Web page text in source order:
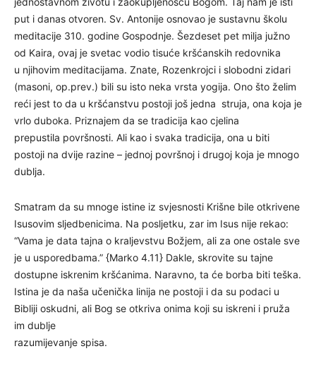
put i danas otvoren. Sv. Antonije osnovao je sustavnu školu
meditacije 310. godine Gospodnje. Šezdeset pet milja južno
od Kaira, ovaj je svetac vodio tisuće kršćanskih redovnika
u njihovim meditacijama. Znate, Rozenkrojci i slobodni zidari
(masoni, op.prev.) bili su isto neka vrsta yogija. Ono što želim
reći jest to da u kršćanstvu postoji još jedna struja, ona koja je
vrlo duboka. Priznajem da se tradicija kao cjelina
prepustila površnosti. Ali kao i svaka tradicija, ona u biti
postoji na dvije razine – jednoj površnoj i drugoj koja je mnogo
dublja.
Smatram da su mnoge istine iz svjesnosti Krišne bile otkrivene
Isusovim sljedbenicima. Na posljetku, zar im Isus nije rekao:
“Vama je data tajna o kraljevstvu Božjem, ali za one ostale sve
je u usporedbama.” {Marko 4.11} Dakle, skrovite su tajne
dostupne iskrenim kršćanima. Naravno, ta će borba biti teška.
Istina je da naša učenička linija ne postoji i da su podaci u
Bibliji oskudni, ali Bog se otkriva onima koji su iskreni i pruža
im dublje
razumijevanje spisa.